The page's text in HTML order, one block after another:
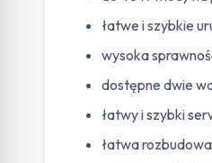
łatwe i szybkie
wysoka
dostępne dwie
łatwy i szybki
łatwa